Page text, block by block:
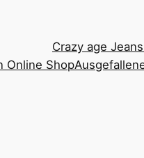
Crazy age
Online Shop